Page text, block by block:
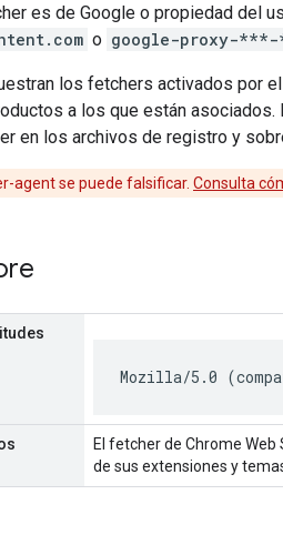
es de Google o propiedad del
o google-proxy-
los fetchers activados por
a los que están
en los archivos de registro y
agent se puede falsificar. Consulta
Mozilla/5.0
El fetcher de Chrome
de sus extensiones y